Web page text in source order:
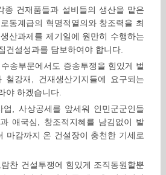
종 건재품들과 설비들의 생산을 맡은
동계급의 혁명적열의와 창조력을 최
산과제를 제기일에 원만히 수행하는
건설성과를 담보하여야 합니다.
송부문에서도 증송투쟁을 힘있게 벌
철강재, 건재생산기지들에 요구되는
야 하겠습니다.
업, 사상공세를 앞세워 인민군군인들
애국심, 창조적지혜를 남김없이 발
마감까지 온 건설장이 충천한 기세로
찬 건설투쟁에 힘있게 조직동원할뿐